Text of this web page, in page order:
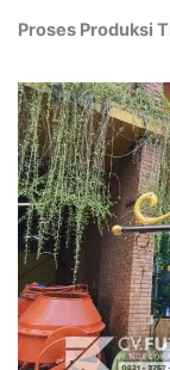
Proses Produksi